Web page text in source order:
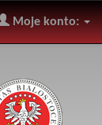
Moje konto: